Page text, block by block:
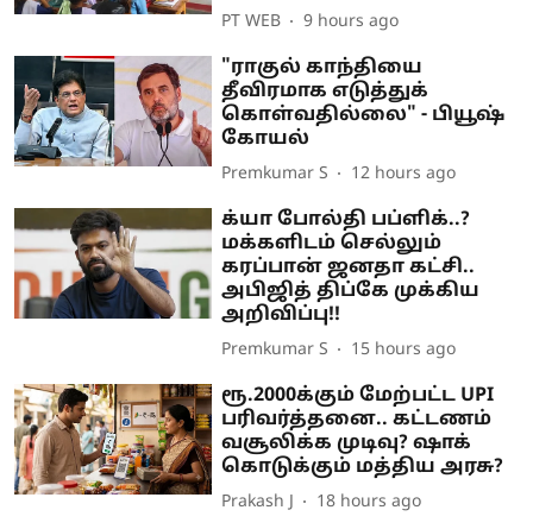
PT WEB 9 hours ago
"ராகுல் காந்தியை
தீவிரமாக எடுத்துக்
கொள்வதில்லை" - பியூஷ்
கோயல்
Premkumar S 12 hours ago
க்யா போல்தி பப்ளிக்..?
மக்களிடம் செல்லும்
கரப்பான் ஜனதா கட்சி..
அபிஜித் திப்கே முக்கிய
அறிவிப்பு!!
Premkumar S 15 hours ago
ரூ.2000க்கும் மேற்பட்ட UPI
பரிவர்த்தனை.. கட்டணம்
வசூலிக்க முடிவு? ஷாக்
கொடுக்கும் மத்திய அரசு?
Prakash J 18 hours ago